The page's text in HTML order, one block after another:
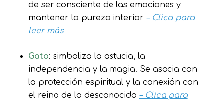
de ser consciente de las emociones y
mantener la pureza interior – Clica para
leer más
Gato: simboliza la astucia, la
independencia y la magia. Se asocia con
la protección espiritual y la conexión con
el reino de lo desconocido – Clica para